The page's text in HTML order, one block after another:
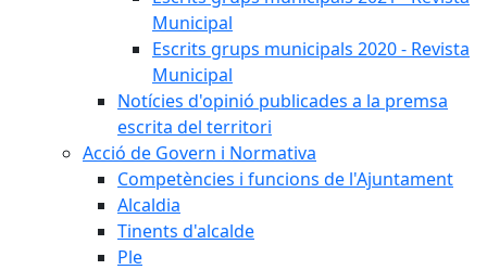
Municipal
Escrits grups municipals 2020 - Revista
Municipal
Notícies d'opinió publicades a la premsa
escrita del territori
Acció de Govern i Normativa
Competències i funcions de l'Ajuntament
Alcaldia
Tinents d'alcalde
Ple